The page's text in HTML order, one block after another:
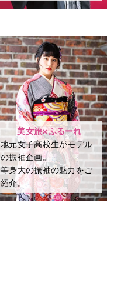
美女旅×ふるーれ
地元女子高校生がモデル
の振袖企画。
等身大の振袖の魅力をご
紹介。